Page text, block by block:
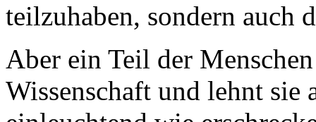
teilzuhaben, sondern auch
Aber ein Teil der
Wissenschaft und lehnt sie